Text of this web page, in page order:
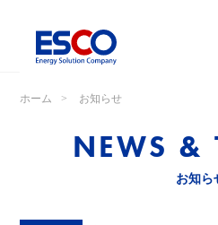
ホーム お知らせ
NEWS &
お知ら